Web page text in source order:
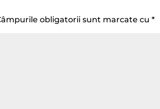
obligatorii sunt marcate cu*